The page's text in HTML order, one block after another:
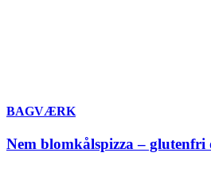
BAGVÆRK
Nem blomkålspizza – glutenfri